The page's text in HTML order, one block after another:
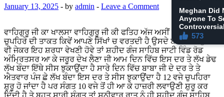
January 13, 2025 - by admin - Leave a Comment
ਵਾਹਿਗੁਰੂ ਜੀ ਕਾ ਖਾਲਸਾ ਵਾਹਿਗੁਰੂ ਜੀ ਕੀ ਫਤਿਹ ਅੱਜ ਅਸੀਂ ਗੱਲ ਕਰਾਂਗੇ ਜੀ
ਚੁਪਹਿਰੇ ਦੀ ਤਾਕਤ ਕਿਵੇਂ ਆਪਣੇ ਸਿੱਖਾਂ ਚ ਵਰਤਦੀ ਹੈ ਉਸਦੇ ਬਾਰੇ ਵਿੱਚ ਤੁਸੀਂ
ਵੀ ਜੇਕਰ ਇਹ ਸ਼ਰਧਾ ਵੇਖਣੀ ਹੋਵੇ ਤਾਂ ਸ਼ਹੀਦ ਗੰਜ ਸਾਹਿਬ ਜਾਟੀ ਵਿੰਡ ਰੋਡ
ਅੰਮ੍ਰਿਤਸਰ ਆ ਕੇ ਜਰੂਰ ਦੇਖ ਲੈਣਾ ਜੀ ਆਮ ਦਿਨ ਵਿੱਚ ਇਸ ਦਰ ਤੇ ਲੱਖ ਡੇਢ
ਲੱਖ ਬੰਦਾ ਇੱਥੇ ਸੀਸ ਝੁਕਾਉਂਦਾ ਹੈ ਸਾਰੇ ਦਿਨ ਵਿੱਚ ਬਾਬਾ ਜੀ ਦੇ ਦਰ ਤੇ ਤੇ
ਐਤਵਾਰ ਪੰਜ ਛੇ ਲੱਖ ਬੰਦਾ ਇਸ ਦਰ ਤੇ ਸੀਸ ਝੁਕਾਉਂਦਾ ਹੈ 12 ਵਜੇ ਚੁਪਹਿਰਾ
ਸ਼ੁਰੂ ਹੋ ਜਾਂਦਾ ਹੈ ਪਰ ਸੰਗਤ 10 ਵਜੇ ਤੋਂ ਹੀ ਆ ਕੇ ਹਾਜ਼ਰੀ ਲਵਾਉਣੀ ਸ਼ੁਰੂ ਕਰ
ਦਿੰਦੀ ਹੈ ਤੇ ਬਹੁਤ ਸਾਰੀ ਸੰਗਤ ਤਾਂ ਸ਼ਨੀਵਾਰ ਰਾਤ ਨੂੰ ਹੀ ਸ਼ਹੀਦ ਗੰਜ ਸਾਹਿਬ